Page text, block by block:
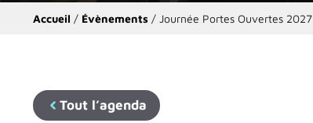
Accueil / Évènements / Journée Portes Ouvertes 2027
Tout l’agenda